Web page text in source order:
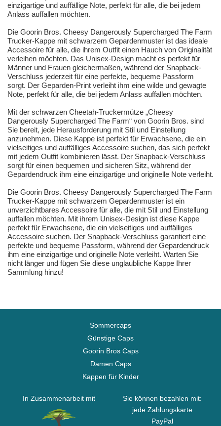
einzigartige und auffällige Note, perfekt für alle, die bei jedem
Anlass auffallen möchten.
Die Goorin Bros. Cheesy Dangerously Supercharged The Farm
Trucker-Kappe mit schwarzem Gepardenmuster ist das ideale
Accessoire für alle, die ihrem Outfit einen Hauch von Originalität
verleihen möchten. Das Unisex-Design macht es perfekt für
Männer und Frauen gleichermaßen, während der Snapback-
Verschluss jederzeit für eine perfekte, bequeme Passform
sorgt. Der Geparden-Print verleiht ihm eine wilde und gewagte
Note, perfekt für alle, die bei jedem Anlass auffallen möchten.
Mit der schwarzen Cheetah-Truckermütze „Cheesy
Dangerously Supercharged The Farm“ von Goorin Bros. sind
Sie bereit, jede Herausforderung mit Stil und Einstellung
anzunehmen. Diese Kappe ist perfekt für Erwachsene, die ein
vielseitiges und auffälliges Accessoire suchen, das sich perfekt
mit jedem Outfit kombinieren lässt. Der Snapback-Verschluss
sorgt für einen bequemen und sicheren Sitz, während der
Gepardendruck ihm eine einzigartige und originelle Note verleiht.
Die Goorin Bros. Cheesy Dangerously Supercharged The Farm
Trucker-Kappe mit schwarzem Gepardenmuster ist ein
unverzichtbares Accessoire für alle, die mit Stil und Einstellung
auffallen möchten. Mit ihrem Unisex-Design ist diese Kappe
perfekt für Erwachsene, die ein vielseitiges und auffälliges
Accessoire suchen. Der Snapback-Verschluss garantiert eine
perfekte und bequeme Passform, während der Gepardendruck
ihm eine einzigartige und originelle Note verleiht. Warten Sie
nicht länger und fügen Sie diese unglaubliche Kappe Ihrer
Sammlung hinzu!
Sommercaps
Günstige Caps
Goorin Bros Caps
Damen Caps
Kappen für Kinder
In Zusammenarbeit mit
Sie können bezahlen mit:
jede Zahlungskarte
PayPal